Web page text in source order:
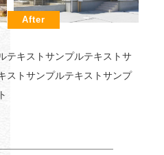
テキストサンプルテキストサ
ストサンプルテキストサンプ